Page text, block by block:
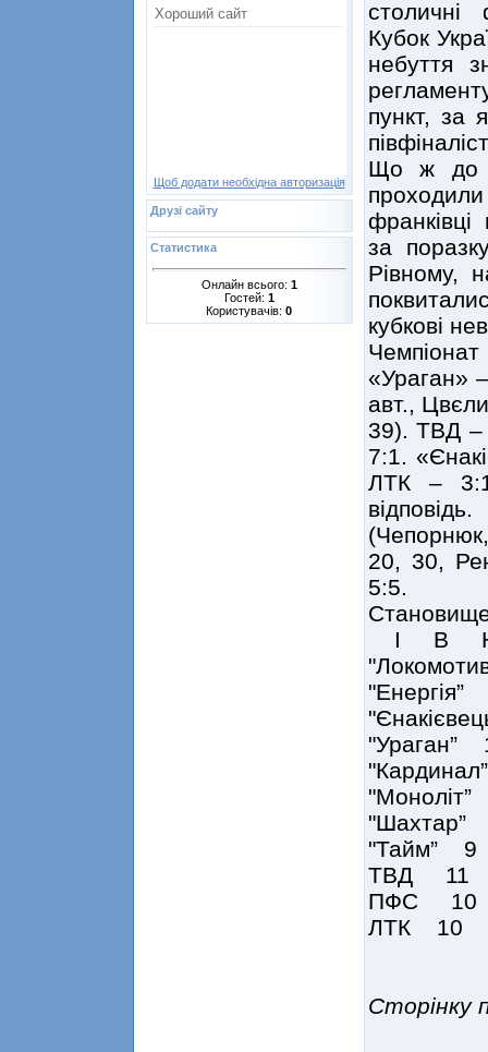
Щоб додати необхідна авторизація
Друзі сайту
Статистика
Онлайн всього: 1
Гостей: 1
Користувачів: 0
столичні
Кубок
небуття
пункт, за
Що ж до
за
Рівному,
кубкові
«Ураган»
авт.,
39). ТВД –
7:1.
ЛТК –
20, 30,
5:5.
І В
ТВД
ПФС
ЛТК
Сторінку